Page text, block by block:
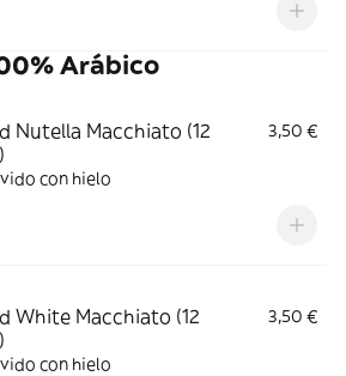
Arábico
Nutella Macchiato (12
3,50 €
con hielo
White Macchiato (12
3,50 €
con hielo